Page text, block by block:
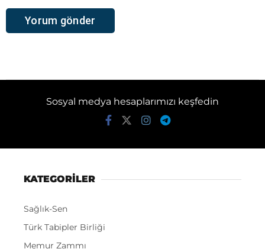
Sosyal medya hesaplarımızı keşfedin
KATEGORİLER
Sağlık-Sen
Türk Tabipler Birliği
Memur Zammı